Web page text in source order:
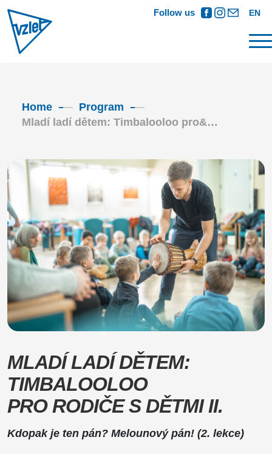
Follow us EN
Home
Program
Mladí ladí dětem: Timbalooloo pro&…
MLADÍ LADÍ DĚTEM:
TIMBALOOLOO
PRO RODIČE S DĚTMI II.
Kdopak je ten pán? Melounový pán! (2. lekce)